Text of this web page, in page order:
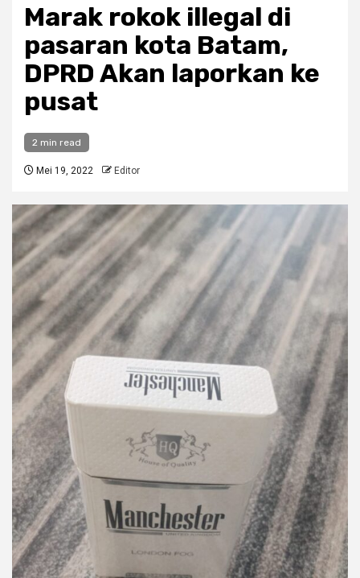
Marak rokok illegal di
pasaran kota Batam,
DPRD Akan laporkan ke
pusat
2 min read
Mei 19, 2022 Editor